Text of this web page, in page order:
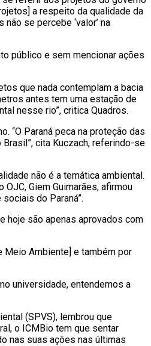
a respeito da qualidade da
se percebe ‘valor’ na
público e sem mencionar ações
que nada contemplam a bacia
antes tem uma estação de
nesse rio”, critica Quadros.
“O Paraná peca na proteção das
cita Kuczach, referindo-se
não é a temática ambiental.
Giem Guimarães, afirmou
do Paraná”.
hoje são apenas aprovados com
Meio Ambiente] e também por
universidade, entendemos a
(SPVS), lembrou que
o ICMBio tem que sentar
nas suas ações nas últimas